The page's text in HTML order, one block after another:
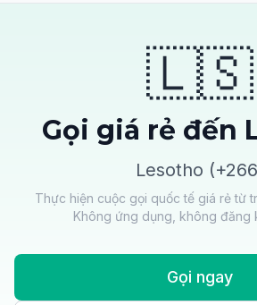
🇱🇸
Gọi giá rẻ đến
Lesotho
Thực hiện cuộc gọi quốc tế giá rẻ từ
Không ứng dụng, không đăng
Gọi ngay